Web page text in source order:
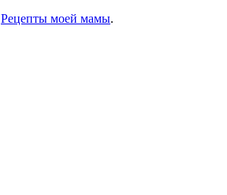
Рецепты моей мамы.